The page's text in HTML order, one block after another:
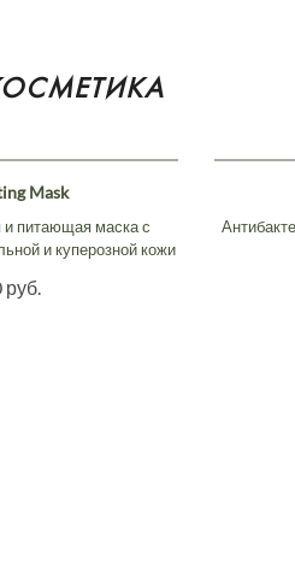
Mask
питающая маска с
и куперозной кожи
руб.